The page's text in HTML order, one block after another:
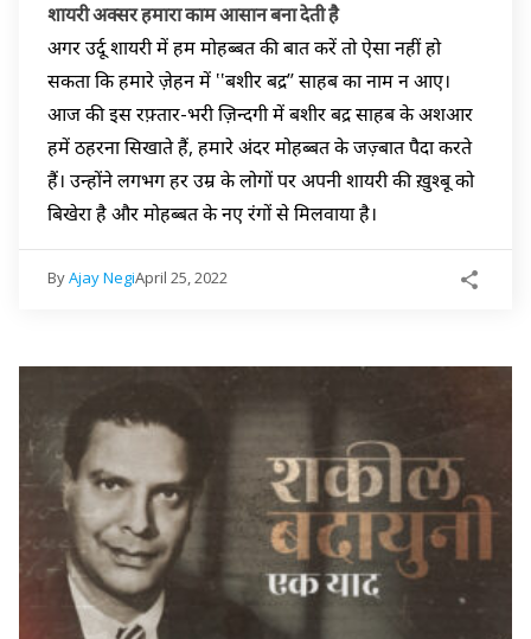
शायरी अक्सर हमारा काम आसान बना देती है
अगर उर्दू शायरी में हम मोहब्बत की बात करें तो ऐसा नहीं हो
सकता कि हमारे ज़ेहन में ‛‛बशीर बद्र’’ साहब का नाम न आए।
आज की इस रफ़्तार-भरी ज़िन्दगी में बशीर बद्र साहब के अशआर
हमें ठहरना सिखाते हैं, हमारे अंदर मोहब्बत के जज़्बात पैदा करते
हैं। उन्होंने लगभग हर उम्र के लोगों पर अपनी शायरी की ख़ुश्बू को
बिखेरा है और मोहब्बत के नए रंगों से मिलवाया है।
ByAjay NegiApril 25, 2022